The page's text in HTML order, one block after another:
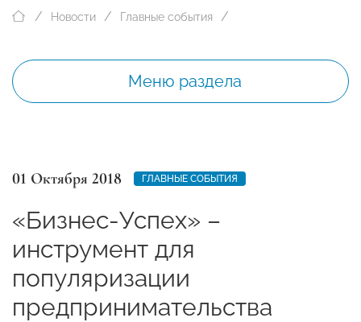
Новости Главные события
Меню раздела
01 Октября 2018 ГЛАВНЫЕ СОБЫТИЯ
«Бизнес-Успех» –
инструмент для
популяризации
предпринимательства